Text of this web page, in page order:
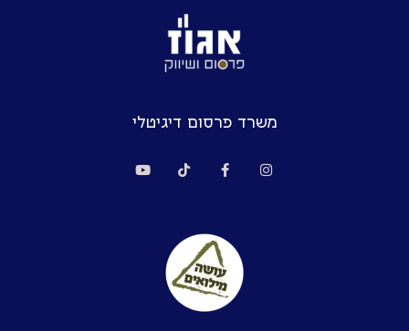
משרד פרסום דיגיטלי